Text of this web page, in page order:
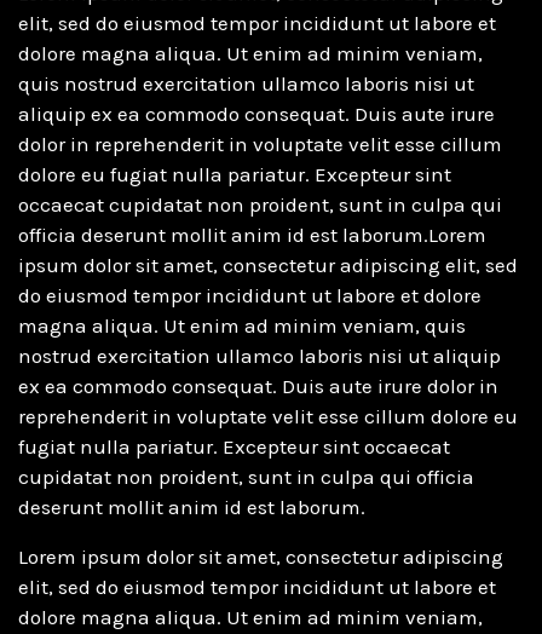
elit, sed do eiusmod tempor incididunt ut labore et
dolore magna aliqua. Ut enim ad minim veniam,
quis nostrud exercitation ullamco laboris nisi ut
aliquip ex ea commodo consequat. Duis aute irure
dolor in reprehenderit in voluptate velit esse cillum
dolore eu fugiat nulla pariatur. Excepteur sint
occaecat cupidatat non proident, sunt in culpa qui
officia deserunt mollit anim id est laborum.Lorem
ipsum dolor sit amet, consectetur adipiscing elit, sed
do eiusmod tempor incididunt ut labore et dolore
magna aliqua. Ut enim ad minim veniam, quis
nostrud exercitation ullamco laboris nisi ut aliquip
ex ea commodo consequat. Duis aute irure dolor in
reprehenderit in voluptate velit esse cillum dolore eu
fugiat nulla pariatur. Excepteur sint occaecat
cupidatat non proident, sunt in culpa qui officia
deserunt mollit anim id est laborum.
Lorem ipsum dolor sit amet, consectetur adipiscing
elit, sed do eiusmod tempor incididunt ut labore et
dolore magna aliqua. Ut enim ad minim veniam,